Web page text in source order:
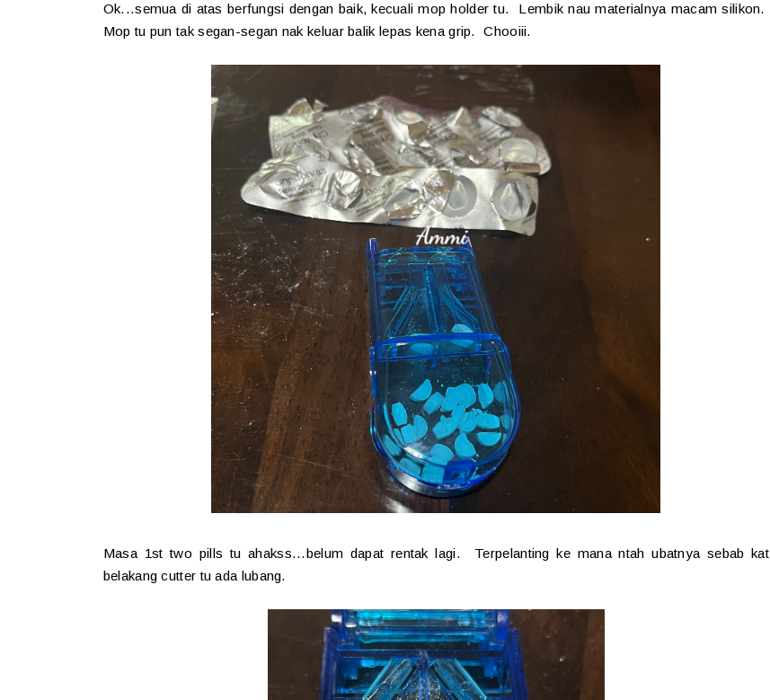
Ok...semua di atas berfungsi dengan baik, kecuali mop holder tu. Lembik nau materialnya macam silikon.
Mop tu pun tak segan-segan nak keluar balik lepas kena grip. Chooiii.
Masa 1st two pills tu ahakss...belum dapat rentak lagi. Terpelanting ke mana ntah ubatnya sebab kat
belakang cutter tu ada lubang.